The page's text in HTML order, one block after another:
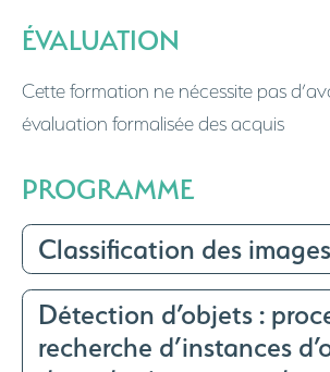
ÉVALUATION
Cette formation ne nécessite pas
évaluation formalisée des acquis
PROGRAMME
Classification des images
Détection d’objets :
recherche d’instances